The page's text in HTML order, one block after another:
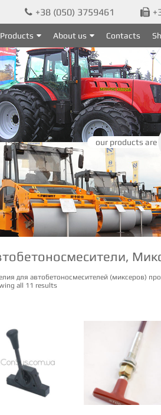
 +38 (050) 3759461 
Products About us Contacts
our products are
для автобетоносмесителей (миксеров)
all 11 results